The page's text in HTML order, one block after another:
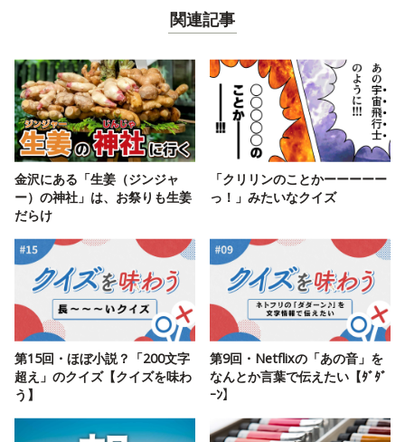
関連記事
金沢にある「生姜（ジンジャ
ー）の神社」は、お祭りも生姜
だらけ
「クリリンのことかーーーーー
っ！」みたいなクイズ
第15回・ほぼ小説？「200文字
超え」のクイズ【クイズを味わ
う】
第9回・Netflixの「あの音」を
なんとか言葉で伝えたい【ﾀﾞﾀﾞ
ｰﾝ】